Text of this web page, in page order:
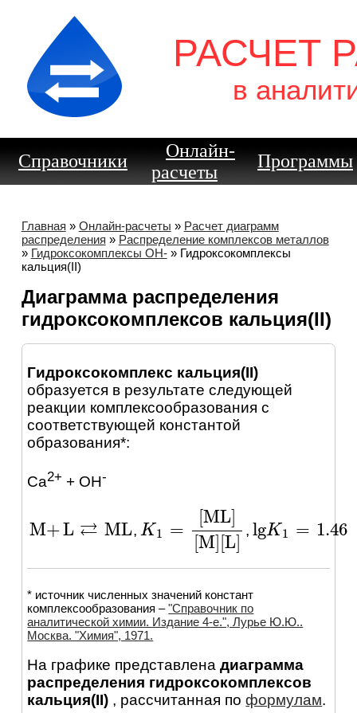
РАСЧЕТ
в
Справочники
Онлайн-
расчеты
Программы
Главная » Онлайн-расчеты » Расчет диаграмм
распределения » Распределение комплексов металлов
» Гидроксокомплексы OH-» Гидроксокомплексы
кальция(II)
Диаграмма распределения
гидроксокомплексов кальция(II)
Гидроксокомплекс кальция(II)
образуется в результате следующей
реакции комплексообразования с
соответствующей константой
образования*:
Ca2+ + OH-
M+L ⇄ ML
M+L⇄ML , K 1 =
[ML]
[M] [L]
K1= [ML][M][L] , lgK 1 = 1.46
lgK1= 1.46
* источник численных значений констант
комплексообразования –"Справочник по
аналитической химии. Издание 4-е.", Лурье Ю.Ю..
Москва. "Химия", 1971.
На графике представленадиаграмма
распределения гидроксокомплексов
кальция(II) , рассчитанная поформулам.